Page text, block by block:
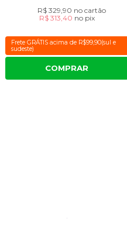
R$ 329,90 no cartão
R$ 313,40 no pix
Frete GRÁTIS acima de R$99,90(sul e
sudeste)
COMPRAR